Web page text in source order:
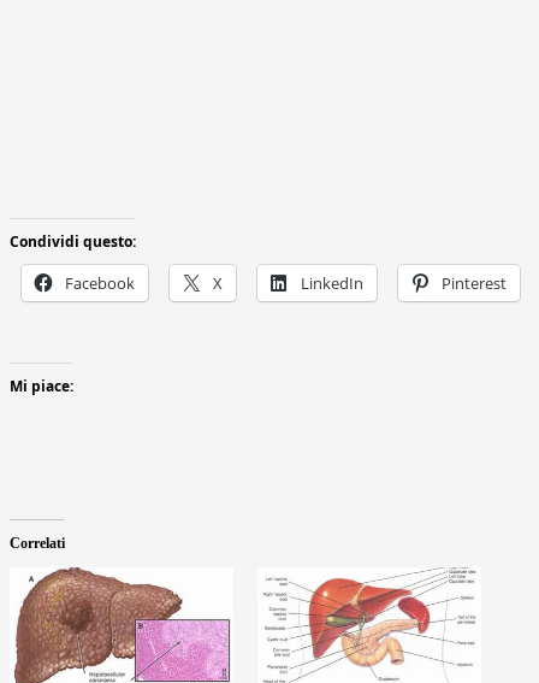
Condividi questo:
Facebook X LinkedIn Pinterest
Mi piace:
Correlati